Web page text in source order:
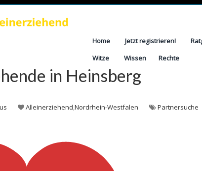
Home Jetzt registrieren!
Witze
Wissen Rechte
in Heinsberg
Alleinerziehend,Nordrhein-Westfalen Partnersuche